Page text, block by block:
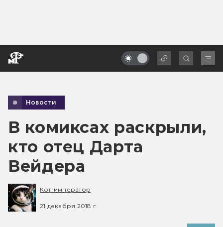
Новости
В комиксах раскрыли,
кто отец Дарта
Вейдера
Кот-император
21 декабря 2018 г.